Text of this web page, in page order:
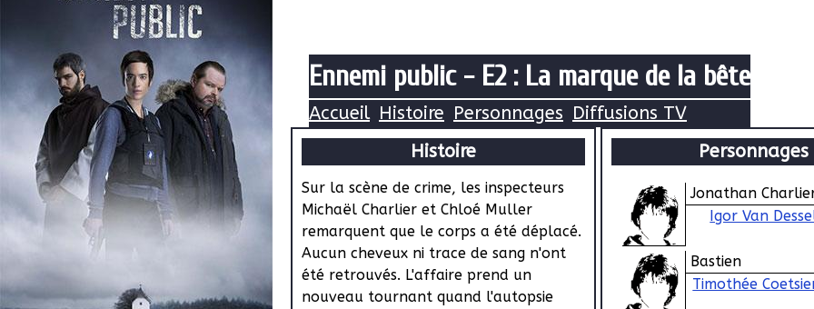
Ennemi public - E2 : La marque de la bête
Accueil Histoire Personnages Diffusions TV
Histoire
Sur la scène de crime, les inspecteurs
Michaël Charlier et Chloé Muller
remarquent que le corps a été déplacé.
Aucun cheveux ni trace de sang n'ont
été retrouvés. L'affaire prend un
nouveau tournant quand l'autopsie
Personnages
Jonathan
Igor Van
Bastien
Timothée